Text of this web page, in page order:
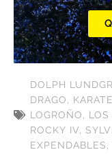
DOLPH
DRAGO, KARATE
LOGROÑO, LOS
ROCKY IV,
EXPENDABLES,